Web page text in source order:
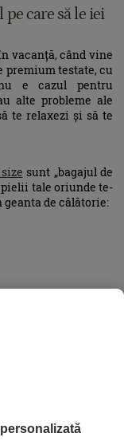
care să le iei
vacanță, când vine
premium testate, cu
e cazul pentru
alte probleme ale
te relaxezi și să te
sunt „bagajul de
tale oriunde te-
de călătorie:
sa mini , va curăța
și menținându-i